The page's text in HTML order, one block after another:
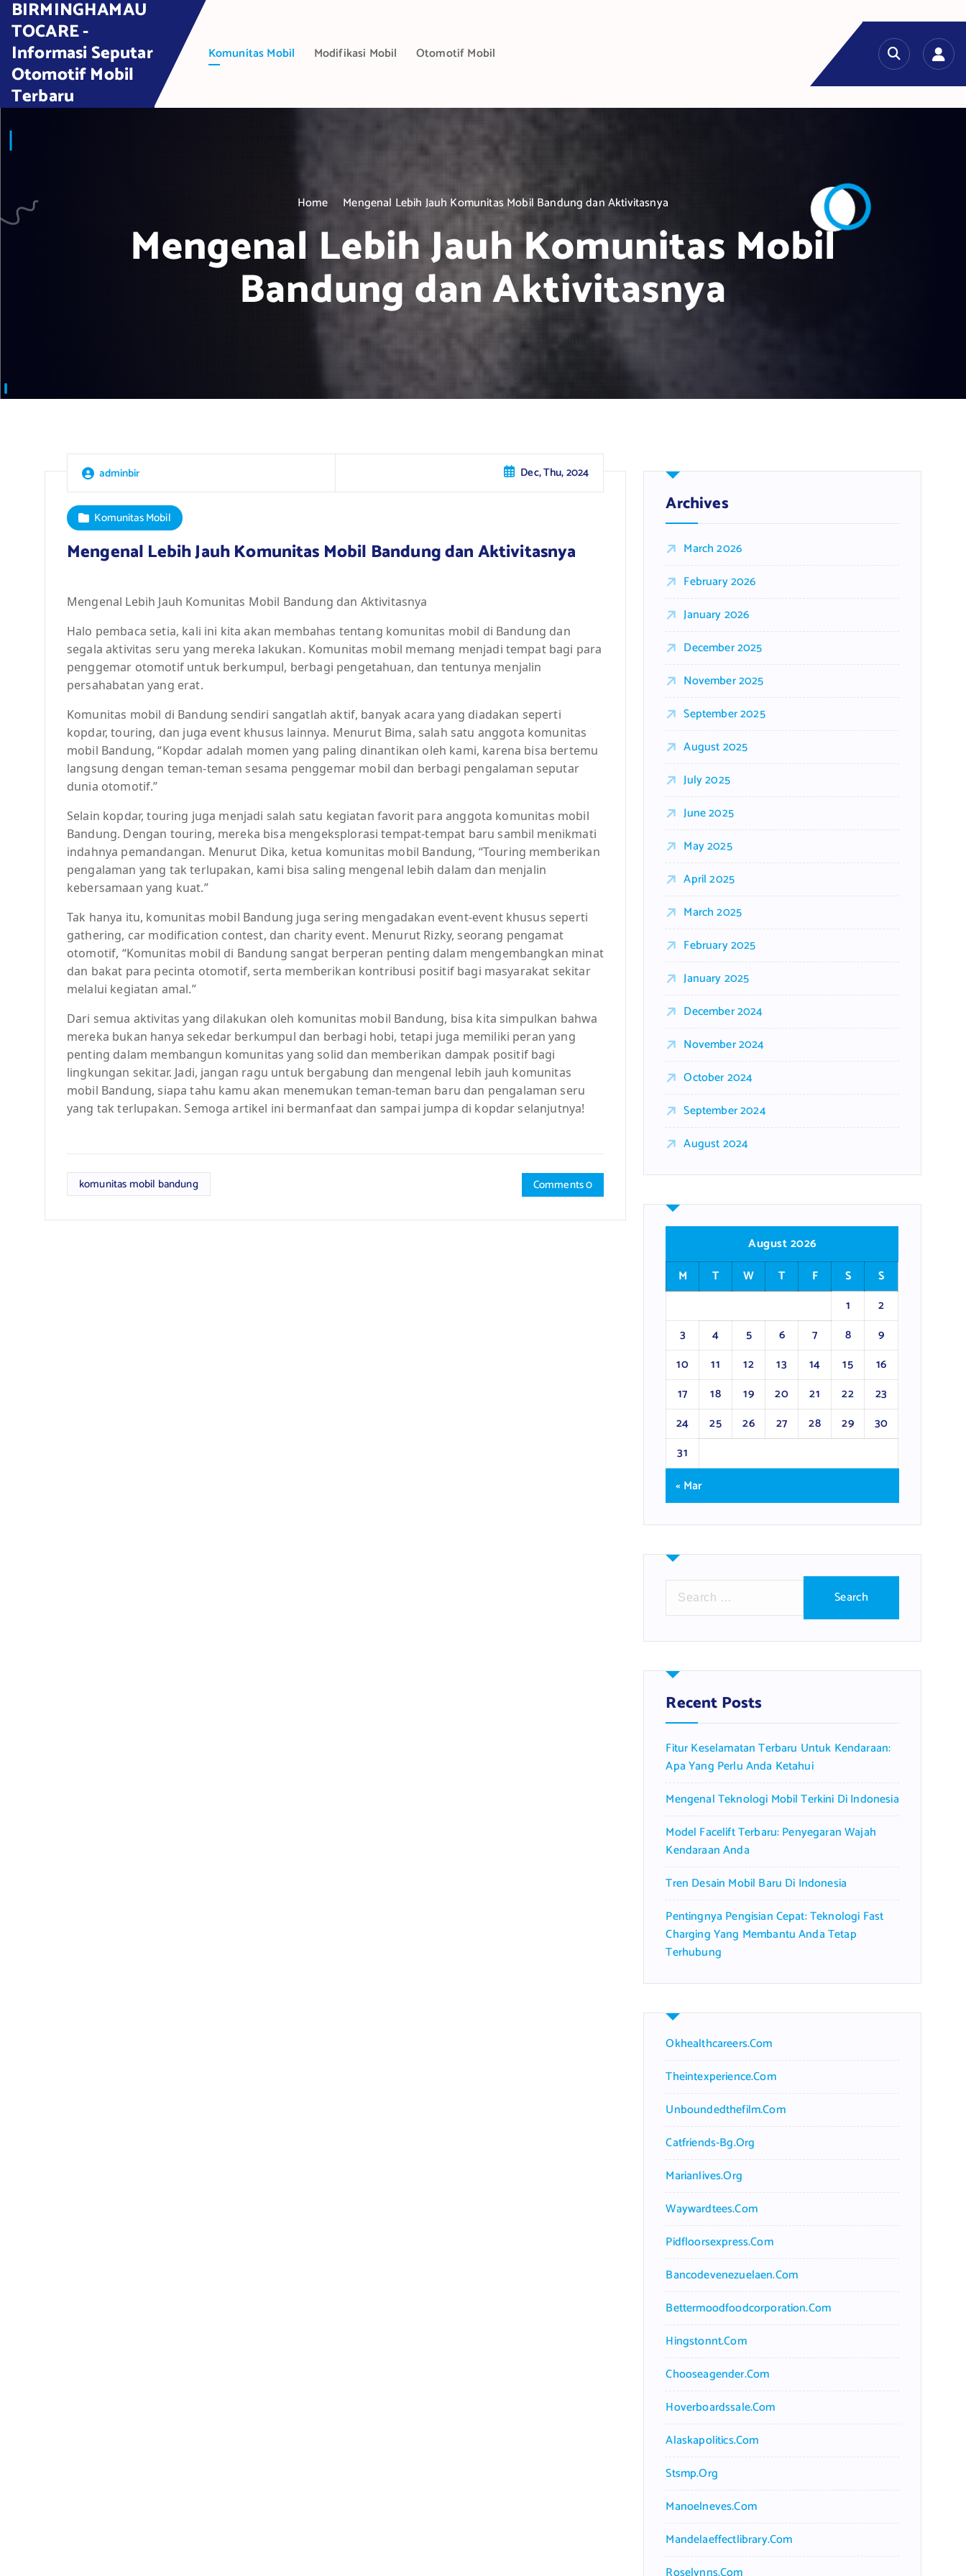
t
BIRMINGHAMAU
TOCARE -
Informasi Seputar
Otomotif Mobil
Terbaru
Komunitas Mobil Modifikasi Mobil Otomotif Mobil
Home Mengenal Lebih Jauh Komunitas Mobil Bandung dan Aktivitasnya
Mengenal Lebih Jauh Komunitas Mobil
Bandung dan Aktivitasnya
adminbir Dec, Thu, 2024
Komunitas Mobil
Mengenal Lebih Jauh Komunitas Mobil Bandung dan Aktivitasnya
Mengenal Lebih Jauh Komunitas Mobil Bandung dan Aktivitasnya
Halo pembaca setia, kali ini kita akan membahas tentang komunitas mobil di Bandung dan
segala aktivitas seru yang mereka lakukan. Komunitas mobil memang menjadi tempat bagi para
penggemar otomotif untuk berkumpul, berbagi pengetahuan, dan tentunya menjalin
persahabatan yang erat.
Komunitas mobil di Bandung sendiri sangatlah aktif, banyak acara yang diadakan seperti
kopdar, touring, dan juga event khusus lainnya. Menurut Bima, salah satu anggota komunitas
mobil Bandung, “Kopdar adalah momen yang paling dinantikan oleh kami, karena bisa bertemu
langsung dengan teman-teman sesama penggemar mobil dan berbagi pengalaman seputar
dunia otomotif.”
Selain kopdar, touring juga menjadi salah satu kegiatan favorit para anggota komunitas mobil
Bandung. Dengan touring, mereka bisa mengeksplorasi tempat-tempat baru sambil menikmati
indahnya pemandangan. Menurut Dika, ketua komunitas mobil Bandung, “Touring memberikan
pengalaman yang tak terlupakan, kami bisa saling mengenal lebih dalam dan menjalin
kebersamaan yang kuat.”
Tak hanya itu, komunitas mobil Bandung juga sering mengadakan event-event khusus seperti
gathering, car modification contest, dan charity event. Menurut Rizky, seorang pengamat
otomotif, “Komunitas mobil di Bandung sangat berperan penting dalam mengembangkan minat
dan bakat para pecinta otomotif, serta memberikan kontribusi positif bagi masyarakat sekitar
melalui kegiatan amal.”
Dari semua aktivitas yang dilakukan oleh komunitas mobil Bandung, bisa kita simpulkan bahwa
mereka bukan hanya sekedar berkumpul dan berbagi hobi, tetapi juga memiliki peran yang
penting dalam membangun komunitas yang solid dan memberikan dampak positif bagi
lingkungan sekitar. Jadi, jangan ragu untuk bergabung dan mengenal lebih jauh komunitas
mobil Bandung, siapa tahu kamu akan menemukan teman-teman baru dan pengalaman seru
yang tak terlupakan. Semoga artikel ini bermanfaat dan sampai jumpa di kopdar selanjutnya!
komunitas mobil bandung Comments 0
Archives
March 2026
February 2026
January 2026
December 2025
November 2025
September 2025
August 2025
July 2025
June 2025
May 2025
April 2025
March 2025
February 2025
January 2025
December 2024
November 2024
October 2024
September 2024
August 2024
August 2026
M
T W T F S
S
1
2
3
4 5 6 7 8
9
10
11 12 13 14 15
16
17
18 19 20 21 22
23
24
25 26 27 28 29
30
31
« Mar
r
h
f
o
:
Recent Posts
Fitur Keselamatan Terbaru Untuk Kendaraan:
Apa Yang Perlu Anda Ketahui
Mengenal Teknologi Mobil Terkini Di Indonesia
Model Facelift Terbaru: Penyegaran Wajah
Kendaraan Anda
Tren Desain Mobil Baru Di Indonesia
Pentingnya Pengisian Cepat: Teknologi Fast
Charging Yang Membantu Anda Tetap
Terhubung
Okhealthcareers.com
Theintexperience.com
Unboundedthefilm.com
Catfriends-Bg.org
Marianlives.org
Waywardtees.com
Pidfloorsexpress.com
Bancodevenezuelaen.com
Bettermoodfoodcorporation.com
Hingstonnt.com
Chooseagender.com
Hoverboardssale.com
Alaskapolitics.com
Stsmp.org
Manoelneves.com
Mandelaeffectlibrary.com